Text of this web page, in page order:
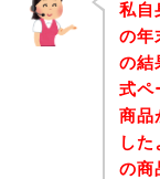
私自
の年
の結
式ペ
商品
し
の商